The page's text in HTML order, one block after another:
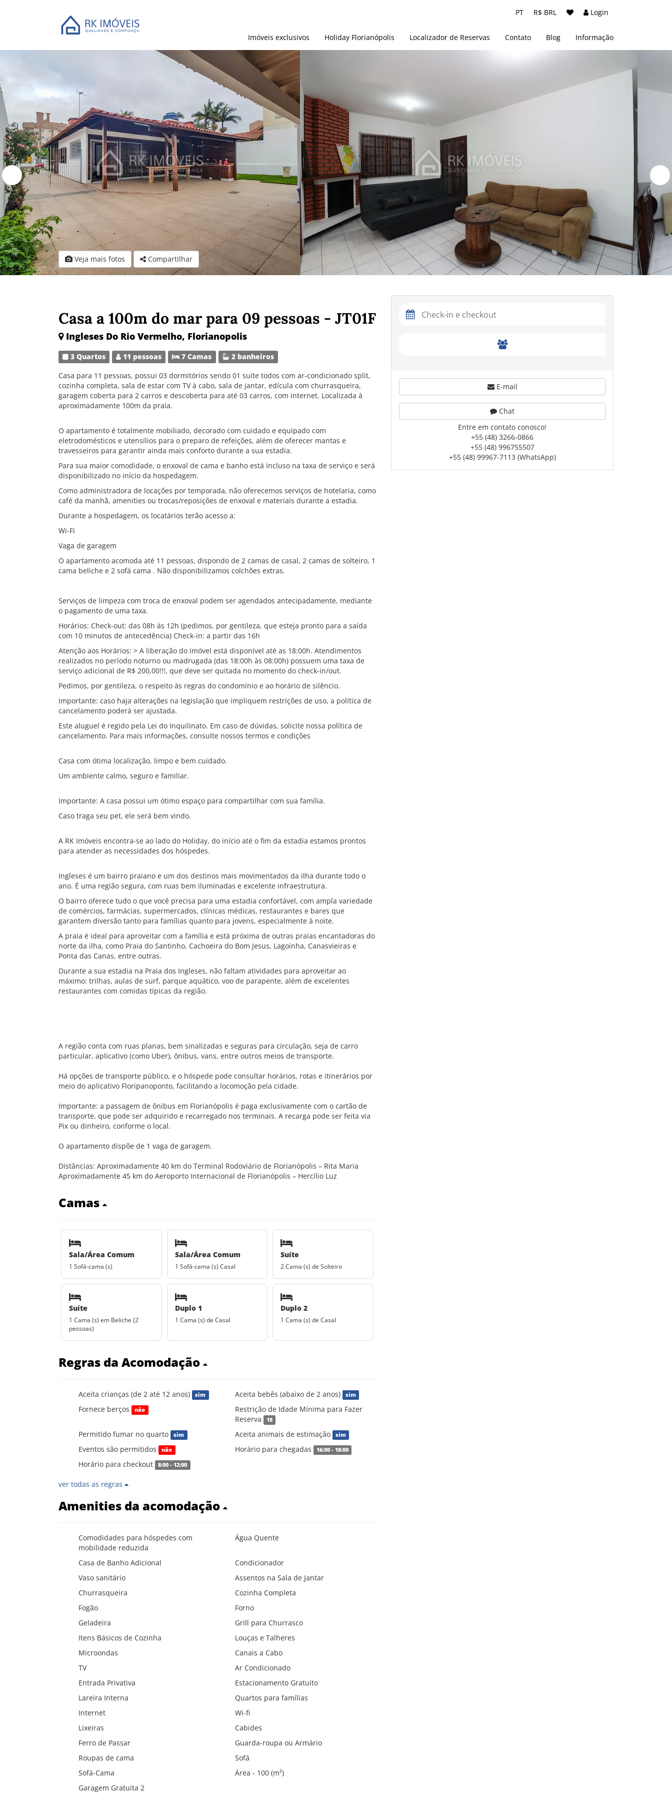
PT R$ BRL Login
Imóveis exclusivos Holiday Florianópolis Localizador de Reservas Contato Blog
Informação
Políticas de Privacidade
Veja mais fotos Compartilhar
Casa a 100m do mar para 09 pessoas - JT01F
Ingleses Do Rio Vermelho, Florianopolis
3 Quartos 11 pessoas 7 Camas 2 banheiros
Casa para 11 pessoas, possui 03 dormitórios sendo 01 suíte todos com ar-condicionado split,
cozinha completa, sala de estar com TV à cabo, sala de jantar, edícula com churrasqueira,
garagem coberta para 2 carros e descoberta para até 03 carros, com internet. Localizada à
aproximadamente 100m da praia.
O apartamento é totalmente mobiliado, decorado com cuidado e equipado com
eletrodomésticos e utensílios para o preparo de refeições, além de oferecer mantas e
travesseiros para garantir ainda mais conforto durante a sua estadia.
Para sua maior comodidade, o enxoval de cama e banho está incluso na taxa de serviço e será
disponibilizado no início da hospedagem.
Como administradora de locações por temporada, não oferecemos serviços de hotelaria, como
café da manhã, amenities ou trocas/reposições de enxoval e materiais durante a estadia.
Durante a hospedagem, os locatários terão acesso a:
Wi-Fi
Vaga de garagem
O apartamento acomoda até 11 pessoas, dispondo de 2 camas de casal, 2 camas de solteiro, 1
cama beliche e 2 sofá cama . Não disponibilizamos colchões extras.
Serviços de limpeza com troca de enxoval podem ser agendados antecipadamente, mediante
o pagamento de uma taxa.
Horários: Check-out: das 08h às 12h (pedimos, por gentileza, que esteja pronto para a saída
com 10 minutos de antecedência) Check-in: a partir das 16h
Atenção aos Horários: > A liberação do imóvel está disponível até as 18:00h. Atendimentos
realizados no período noturno ou madrugada (das 18:00h às 08:00h) possuem uma taxa de
serviço adicional de R$ 200,00!!!, que deve ser quitada no momento do check-in/out.
Pedimos, por gentileza, o respeito às regras do condomínio e ao horário de silêncio.
Importante: caso haja alterações na legislação que impliquem restrições de uso, a política de
cancelamento poderá ser ajustada.
Este aluguel é regido pela Lei do Inquilinato. Em caso de dúvidas, solicite nossa política de
cancelamento. Para mais informações, consulte nossos termos e condições
Casa com ótima localização, limpo e bem cuidado.
Um ambiente calmo, seguro e familiar.
Importante: A casa possui um ótimo espaço para compartilhar com sua família.
Caso traga seu pet, ele será bem vindo.
A RK Imóveis encontra-se ao lado do Holiday, do início até o fim da estadia estamos prontos
para atender as necessidades dos hóspedes.
Ingleses é um bairro praiano e um dos destinos mais movimentados da ilha durante todo o
ano. É uma região segura, com ruas bem iluminadas e excelente infraestrutura.
O bairro oferece tudo o que você precisa para uma estadia confortável, com ampla variedade
de comércios, farmácias, supermercados, clínicas médicas, restaurantes e bares que
garantem diversão tanto para famílias quanto para jovens, especialmente à noite.
A praia é ideal para aproveitar com a família e está próxima de outras praias encantadoras do
norte da ilha, como Praia do Santinho, Cachoeira do Bom Jesus, Lagoinha, Canasvieiras e
Ponta das Canas, entre outras.
Durante a sua estadia na Praia dos Ingleses, não faltam atividades para aproveitar ao
máximo: trilhas, aulas de surf, parque aquático, voo de parapente, além de excelentes
restaurantes com comidas típicas da região.
A região conta com ruas planas, bem sinalizadas e seguras para circulação, seja de carro
particular, aplicativo (como Uber), ônibus, vans, entre outros meios de transporte.
Há opções de transporte público, e o hóspede pode consultar horários, rotas e itinerários por
meio do aplicativo Floripanoponto, facilitando a locomoção pela cidade.
Importante: a passagem de ônibus em Florianópolis é paga exclusivamente com o cartão de
transporte, que pode ser adquirido e recarregado nos terminais. A recarga pode ser feita via
Pix ou dinheiro, conforme o local.
O apartamento dispõe de 1 vaga de garagem.
Distâncias: Aproximadamente 40 km do Terminal Rodoviário de Florianópolis – Rita Maria
Aproximadamente 45 km do Aeroporto Internacional de Florianópolis – Hercílio Luz
Camas
Sala/Área Comum
1 Sofá-cama (s)
Sala/Área Comum
1 Sofá-cama (s) Casal
Suíte
2 Cama (s) de Solteiro
Suíte
1 Cama (s) em Beliche (2
pessoas)
Duplo 1
1 Cama (s) de Casal
Duplo 2
1 Cama (s) de Casal
Regras da Acomodação
Aceita crianças (de 2 até 12 anos) sim Aceita bebês (abaixo de 2 anos) sim
Fornece berços não
Restrição de Idade Mínima para Fazer
Reserva
18
Permitido fumar no quarto sim Aceita animais de estimação sim
Eventos são permitidos não Horário para chegadas 16:00 - 18:00
Horário para checkout 8:00 - 12:00
ver todas as regras
Amenities da acomodação
Comodidades para hóspedes com
mobilidade reduzida
Água Quente
Casa de Banho Adicional
Condicionador
Vaso sanitário
Assentos na Sala de Jantar
Churrasqueira
Cozinha Completa
Fogão
Forno
Geladeira
Grill para Churrasco
Itens Básicos de Cozinha
Louças e Talheres
Microondas
Canais a Cabo
TV
Ar Condicionado
Entrada Privativa
Estacionamento Gratuito
Lareira Interna
Quartos para famílias
Internet
Wi-fi
Lixeiras
Cabides
Ferro de Passar
Guarda-roupa ou Armário
Roupas de cama
Sofá
Sofá-Cama
Área - 100 (m²)
Garagem Gratuita 2
E-mail
Chat
Entre em contato conosco!
+55 (48) 3266-0866
+55 (48) 996755507
+55 (48) 99967-7113 (WhatsApp)